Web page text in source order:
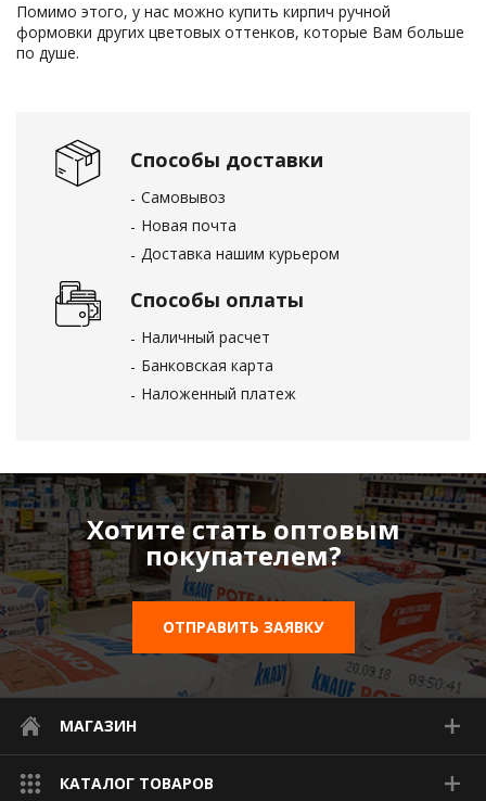
Способы доставки
Самовывоз
Новая почта
Доставка нашим курьером
Способы оплаты
Наличный расчет
Банковская карта
Наложенный платеж
Помимо этого, у нас можно купить кирпич ручной
формовки других цветовых оттенков, которые Вам больше
по душе.
Хотите стать оптовым
покупателем?
ОТПРАВИТЬ ЗАЯВКУ
МАГАЗИН
КАТАЛОГ ТОВАРОВ